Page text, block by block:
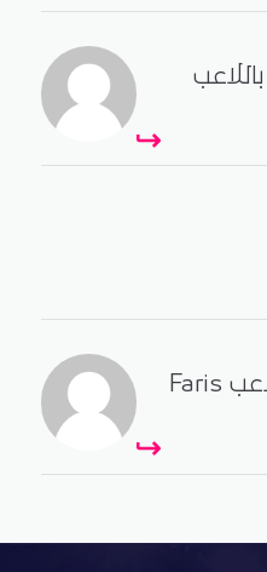
- الوصل تبديل اللاعب Abdulla Al Shamsi باللاعب
- الوصل تبديل اللاعب Daniel Pedrozo باللاعب Faris